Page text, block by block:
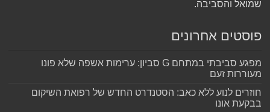
שמואל והסביבה.
פוסטים אחרונים
מפגע סביבתי במתחם G סביון: ערימות אשפה שלא פונו
מעוררות זעם
חוזרים לנוע ללא כאב: הסטנדרט החדש של רפואת השיקום
בבקעת אונו